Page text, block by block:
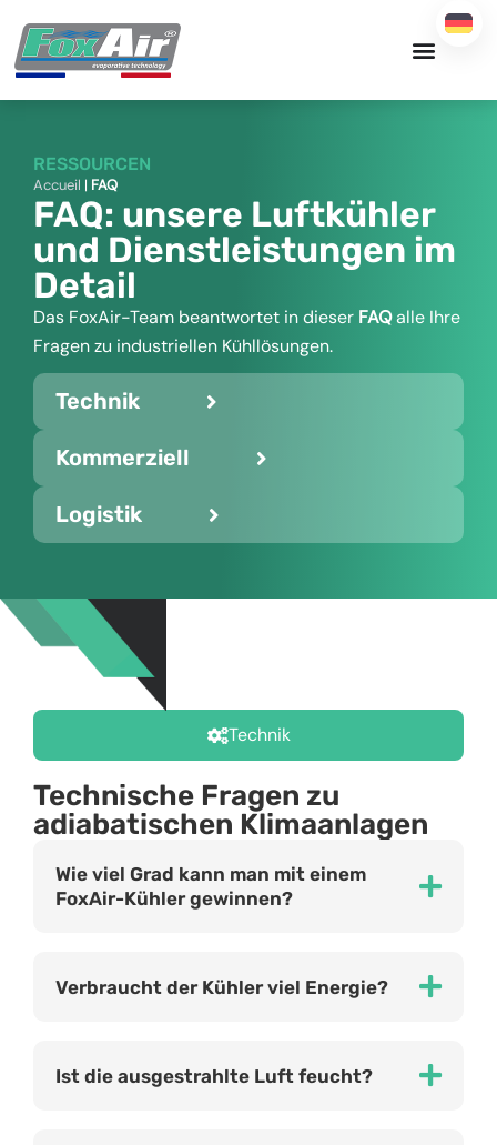
Inhalt
springen
RESSOURCEN
Accueil | FAQ
FAQ: unsere Luftkühler
und Dienstleistungen im
Detail
Das FoxAir-Team beantwortet in dieser FAQalle Ihre
Fragen zu industriellen Kühllösungen.
Technik
Kommerziell
Logistik
Technik
Technische Fragen zu
adiabatischen Klimaanlagen
Wie viel Grad kann man mit einem
FoxAir-Kühler gewinnen?
Verbraucht der Kühler viel Energie?
Ist die ausgestrahlte Luft feucht?